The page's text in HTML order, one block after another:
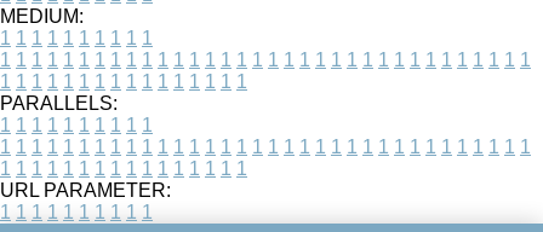
MEDIUM:
1 1 1 1 1 1 1 1 1 1
1 1 1 1 1 1 1 1 1 1 1 1 1 1 1 1 1 1 1 1 1 1 1 1 1 1 1 1 1 1 1 1 1 1
1 1 1 1 1 1 1 1 1 1 1 1 1 1 1 1
PARALLELS:
1 1 1 1 1 1 1 1 1 1
1 1 1 1 1 1 1 1 1 1 1 1 1 1 1 1 1 1 1 1 1 1 1 1 1 1 1 1 1 1 1 1 1 1
1 1 1 1 1 1 1 1 1 1 1 1 1 1 1 1
URL PARAMETER:
1 1 1 1 1 1 1 1 1 1